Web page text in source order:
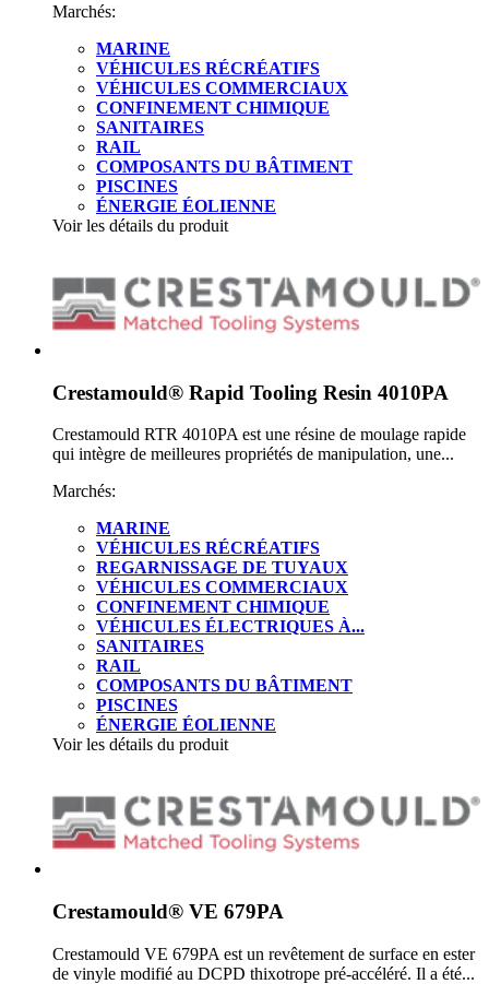
Marchés:
MARINE
VÉHICULES RÉCRÉATIFS
VÉHICULES COMMERCIAUX
CONFINEMENT CHIMIQUE
SANITAIRES
RAIL
COMPOSANTS DU BÂTIMENT
PISCINES
ÉNERGIE ÉOLIENNE
Voir les détails du produit
Crestamould® Rapid Tooling Resin 4010PA
Crestamould RTR 4010PA est une résine de moulage rapide
qui intègre de meilleures propriétés de manipulation, une...
Marchés:
MARINE
VÉHICULES RÉCRÉATIFS
REGARNISSAGE DE TUYAUX
VÉHICULES COMMERCIAUX
CONFINEMENT CHIMIQUE
VÉHICULES ÉLECTRIQUES À...
SANITAIRES
RAIL
COMPOSANTS DU BÂTIMENT
PISCINES
ÉNERGIE ÉOLIENNE
Voir les détails du produit
Crestamould® VE 679PA
Crestamould VE 679PA est un revêtement de surface en ester
de vinyle modifié au DCPD thixotrope pré-accéléré. Il a été...